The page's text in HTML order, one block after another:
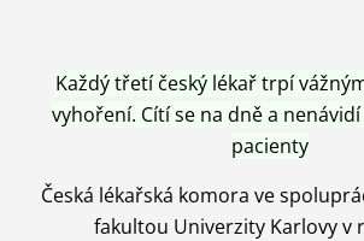
Každý třetí český lékař trpí
vyhoření. Cítí se na dně a
pacienty
Česká lékařská komora ve
fakultou Univerzity Karlovy v